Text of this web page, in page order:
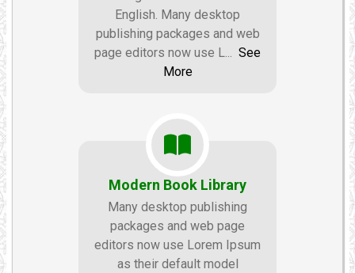
English. Many desktop
publishing packages and web
page editors now use L... See
More
Modern Book Library
Many desktop publishing
packages and web page
editors now use Lorem Ipsum
as their default model